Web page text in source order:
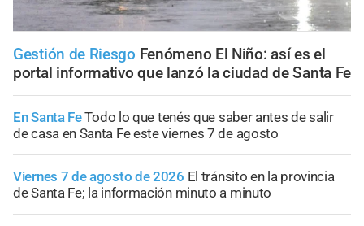
Gestión de Riesgo Fenómeno El Niño: así es el
portal informativo que lanzó la ciudad de Santa Fe
En Santa FeTodo lo que tenés que saber antes de salir
de casa en Santa Fe este viernes 7 de agosto
Viernes 7 de agosto de 2026 El tránsito en la provincia
de Santa Fe; la información minuto a minuto